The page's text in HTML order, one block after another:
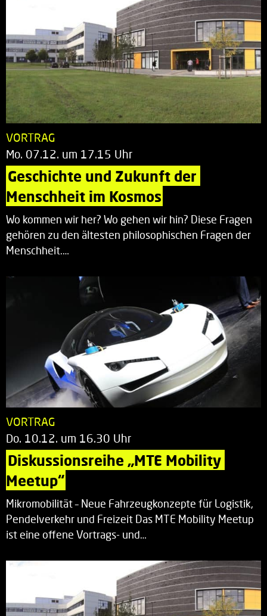
VORTRAG
Mo. 07.12. um 17.15 Uhr
Geschichte und Zukunft der
Menschheit im Kosmos
Wo kommen wir her? Wo gehen wir hin? Diese Fragen
gehören zu den ältesten philosophischen Fragen der
Menschheit.…
VORTRAG
Do. 10.12. um 16.30 Uhr
Diskussionsreihe „MTE Mobility
Meetup“
Mikromobilität – Neue Fahrzeugkonzepte für Logistik,
Pendelverkehr und Freizeit Das MTE Mobility Meetup
ist eine offene Vortrags- und…